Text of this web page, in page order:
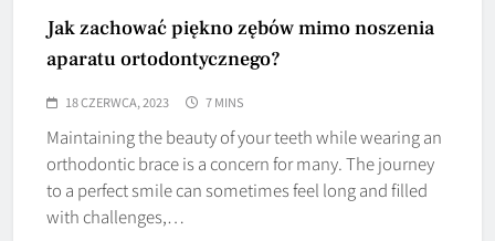
Jak zachować piękno zębów mimo noszenia
aparatu ortodontycznego?
18 CZERWCA, 2023 7 MINS
Maintaining the beauty of your teeth while wearing an
orthodontic brace is a concern for many. The journey
to a perfect smile can sometimes feel long and filled
with challenges,…